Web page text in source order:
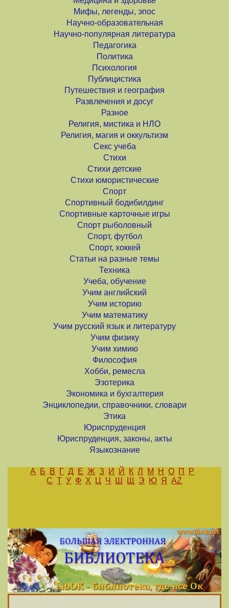
Мифы, легенды, эпос
Научно-образовательная
Научно-популярная литература
Педагогика
Политика
Психология
Публицистика
Путешествия и география
Развлечения и досуг
Разное
Религия, мистика и НЛО
Религия, магия и оккультизм
Секс учеба
Стихи
Стихи детские
Стихи юмористические
Спорт
Спортивный бодибилдинг
Спортивные карточные игры
Спорт рыболовный
Спорт, футбол
Спорт, хоккей
Статьи на разные темы
Техника
Учеба, обучение
Учим английский
Учим историю
Учим математику
Учим русский язык и литературу
Учим физику
Учим химию
Философия
Хобби, ремесла
Эзотерика
Экономика и бухгалтерия
Энциклопедии, справочники, словари
Этика
Юриспруденция
Юриспруденция, законы, акты
Языкознание
А Б В Г Д Е Ж З И Й К Л М Н О П
Р
С Т У Ф Х Ц Ч Ш Щ Э Ю Я AZ